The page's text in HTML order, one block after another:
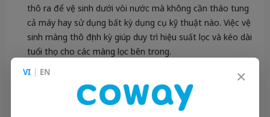
thô ra để vệ sinh dưới vòi nước mà không cần tháo tung
cả máy hay sử dụng bất kỳ dụng cụ kỹ thuật nào. Việc vệ
sinh màng thô định kỳ giúp duy trì hiệu suất lọc và kéo dài
tuổi thọ cho các màng lọc bên trong.
Cảm biến bụi siêu nhạy:
không khí theo thời gian thực và phản hồi qua hệ thống
đèn LED 4 màu (Xanh dương - Sạch; Tím - Ô nhiễm nhẹ;
Hồng - Ô nhiễm trung bình; Đỏ - Ô nhiễm nặng).
VI | EN ×